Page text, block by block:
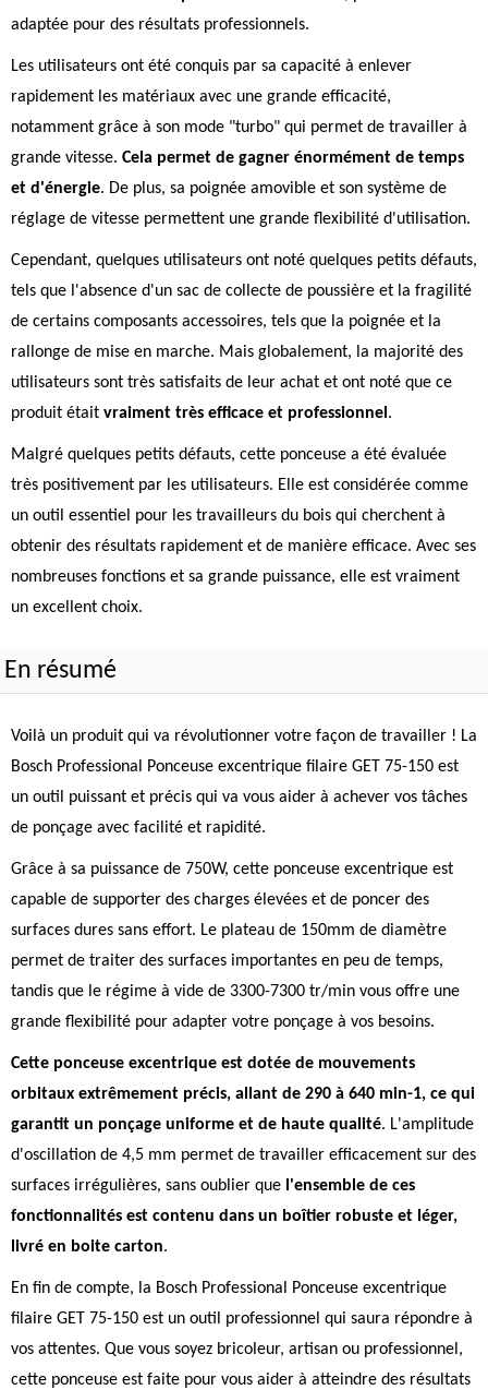
adaptée pour des résultats professionnels.
Les utilisateurs ont été conquis par sa capacité à enlever
rapidement les matériaux avec une grande efficacité,
notamment grâce à son mode "turbo" qui permet de travailler à
grande vitesse. Cela permet de gagner énormément de temps
et d'énergie. De plus, sa poignée amovible et son système de
réglage de vitesse permettent une grande flexibilité d'utilisation.
Cependant, quelques utilisateurs ont noté quelques petits défauts,
tels que l'absence d'un sac de collecte de poussière et la fragilité
de certains composants accessoires, tels que la poignée et la
rallonge de mise en marche. Mais globalement, la majorité des
utilisateurs sont très satisfaits de leur achat et ont noté que ce
produit était vraiment très efficace et professionnel .
Malgré quelques petits défauts, cette ponceuse a été évaluée
très positivement par les utilisateurs. Elle est considérée comme
un outil essentiel pour les travailleurs du bois qui cherchent à
obtenir des résultats rapidement et de manière efficace. Avec ses
nombreuses fonctions et sa grande puissance, elle est vraiment
un excellent choix.
En résumé
Voilà un produit qui va révolutionner votre façon de travailler ! La
Bosch Professional Ponceuse excentrique filaire GET 75-150 est
un outil puissant et précis qui va vous aider à achever vos tâches
de ponçage avec facilité et rapidité.
Grâce à sa puissance de 750W, cette ponceuse excentrique est
capable de supporter des charges élevées et de poncer des
surfaces dures sans effort. Le plateau de 150mm de diamètre
permet de traiter des surfaces importantes en peu de temps,
tandis que le régime à vide de 3300-7300 tr/min vous offre une
grande flexibilité pour adapter votre ponçage à vos besoins.
Cette ponceuse excentrique est dotée de mouvements
orbitaux extrêmement précis, allant de 290 à 640 min-1, ce qui
garantit un ponçage uniforme et de haute qualité. L'amplitude
d'oscillation de 4,5 mm permet de travailler efficacement sur des
surfaces irrégulières, sans oublier que l'ensemble de ces
fonctionnalités est contenu dans un boîtier robuste et léger,
livré en boite carton.
En fin de compte, la Bosch Professional Ponceuse excentrique
filaire GET 75-150 est un outil professionnel qui saura répondre à
vos attentes. Que vous soyez bricoleur, artisan ou professionnel,
cette ponceuse est faite pour vous aider à atteindre des résultats